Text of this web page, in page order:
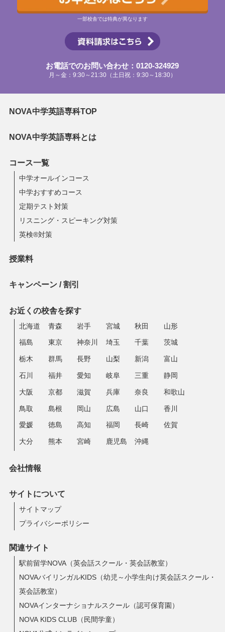
一部校舎では特典が異なります
お電話でのお問い合わせ：0120-324929
月～金：9:30～21:30（土日祝：9:30～18:30）
NOVA中学英語専科TOP
NOVA中学英語専科とは
コース一覧
中学オールインコース
中学おすすめコース
定期テスト対策
リスニング・スピーキング対策
英検®対策
授業料
キャンペーン / 割引
お近くの校舎を探す
北海道 青森 岩手 宮城 秋田 山形
福島 東京 神奈川 埼玉 千葉 茨城
栃木 群馬 長野 山梨 新潟 富山
石川 福井 愛知 岐阜 三重 静岡
大阪 京都 滋賀 兵庫 奈良 和歌山
鳥取 島根 岡山 広島 山口 香川
愛媛 徳島 高知 福岡 長崎 佐賀
大分 熊本 宮崎 鹿児島 沖縄
会社情報
サイトについて
サイトマップ
プライバシーポリシー
関連サイト
駅前留学NOVA（英会話スクール・英会話教室）
NOVAバイリンガルKIDS（幼児～小学生向け英会話スクール・
英会話教室）
NOVAインターナショナルスクール（認可保育園）
NOVA KIDS CLUB（民間学童）